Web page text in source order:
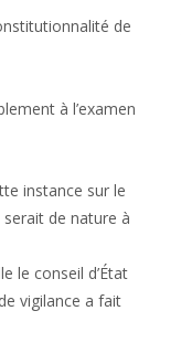
de
à l’examen
instance sur le
de nature à
le conseil d’État
vigilance a fait